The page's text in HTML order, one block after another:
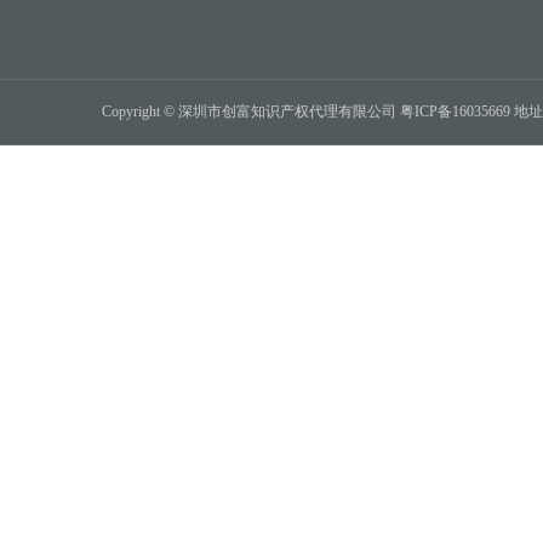
Copyright © 深圳市创富知识产权代理有限公司 粤ICP备16035669地址